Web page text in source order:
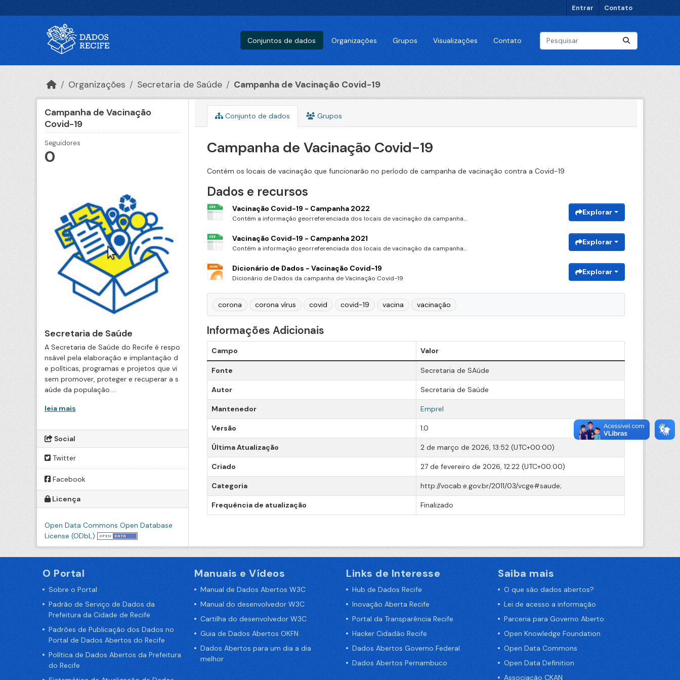
Entrar Contato
Conjuntos de dados Organizações Grupos Visualizações Contato
Organizações Secretaria de Saúde Campanha de Vacinação Covid-19
Campanha de Vacinação
Covid-19
Seguidores
0
Secretaria de Saúde
A Secretaria de Saúde do Recife é respo
nsável pela elaboração e implantação d
e políticas, programas e projetos que vi
sem promover, proteger e recuperar a s
aúde da população....
leia mais
Social
Twitter
Facebook
Licença
Open Data Commons Open Database
License (ODbL)
Conjunto de dados Grupos
Campanha de Vacinação Covid-19
Contém os locais de vacinação que funcionarão no período de campanha de vacinação contra a Covid-19
Dados e recursos
Vacinação Covid-19 - Campanha 2022
Contém a informação georreferenciada dos locais de vacinação da campanha...
Explorar
Vacinação Covid-19 - Campanha 2021
Contém a informação georreferenciada dos locais de vacinação da campanha...
Explorar
Dicionário de Dados - Vacinação Covid-19
Dicionário de Dados da campanha de Vacinação Covid-19
Explorar
corona corona vírus covid covid-19 vacina vacinação
Informações Adicionais
Campo Valor
Fonte Secretaria de SAúde
Autor Secretaria de Saúde
Mantenedor Emprel
Versão 1.0
Última Atualização 2 de março de 2026, 13:52 (UTC+00:00)
Criado 27 de fevereiro de 2026, 12:22 (UTC+00:00)
Categoria http://vocab.e.gov.br/2011/03/vcge#saude;
Frequência de atualização Finalizado
O Portal
Sobre o Portal
Padrão de Serviço de Dados da
Prefeitura da Cidade de Recife
Padrões de Publicação dos Dados no
Portal de Dados Abertos do Recife
Política de Dados Abertos da Prefeitura
do Recife
Manuais e Vídeos
Manual de Dados Abertos W3C
Manual do desenvolvedor W3C
Cartilha do desenvolvedor W3C
Guia de Dados Abertos OKFN
Dados Abertos para um dia a dia
melhor
Links de Interesse
Hub de Dados Recife
Inovação Aberta Recife
Portal da Transparência Recife
Hacker Cidadão Recife
Dados Abertos Governo Federal
Dados Abertos Pernambuco
Saiba mais
O que são dados abertos?
Lei de acesso a informação
Parceria para Governo Aberto
Open Knowledge Foundation
Open Data Commons
Open Data Definition
Associação CKAN